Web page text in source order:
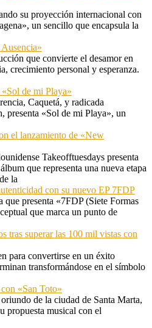
su proyección internacional con
un sencillo que encapsula la
que convierte el desamor en
crecimiento personal y esperanza.
de mi Playa»
Caquetá, y radicada
presenta «Sol de mi Playa», un
el lanzamiento de «New
Takeofftuesdays presenta
que representa una nueva etapa
la
con su nuevo EP 7FDP
que presenta «7FDP (Siete Formas
que marca un punto de
tras superar las 100 mil vistas con
para convertirse en un éxito
transformándose en el símbolo
«San Toto»
de la ciudad de Santa Marta,
propuesta musical con el